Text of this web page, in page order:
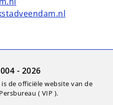
- 2026
de officiële website van de
( VIP ).